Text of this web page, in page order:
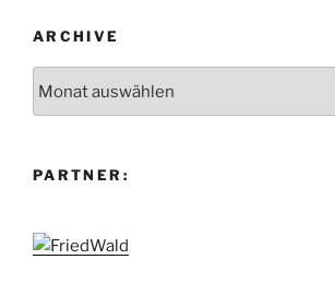
ARCHIVE
PARTNER: